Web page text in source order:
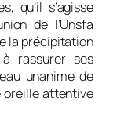
qu’il s’agisse
de l’Unsfa
la précipitation
rassurer ses
unanime de
oreille attentive